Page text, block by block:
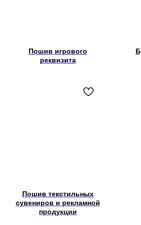
Пошив игрового
реквизита
Пошив текстильных
сувениров и рекламной
продукции